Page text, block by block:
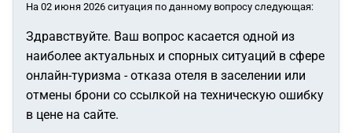
На 02 июня 2026 ситуация по данному вопросу следующая:
Здравствуйте. Ваш вопрос касается одной из
наиболее актуальных и спорных ситуаций в сфере
онлайн-туризма - отказа отеля в заселении или
отмены брони со ссылкой на техническую ошибку
в цене на сайте.